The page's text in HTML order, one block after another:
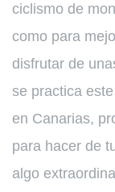
ciclismo de
como para
disfrutar de
se practica
en Canarias,
para hacer de
algo